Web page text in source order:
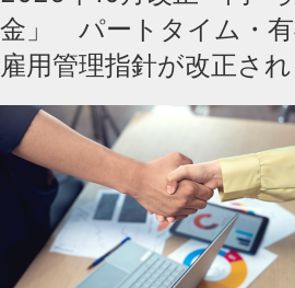
金」 パートタイム・有
雇用管理指針が改正さ